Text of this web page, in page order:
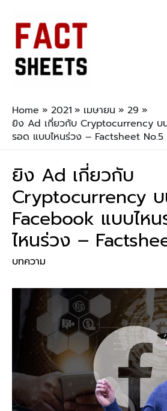
Home 2021 เมษายน
29
ยิง Ad เกี่ยวกับ Cryptocurrency บ
รอด แบบไหนร่วง – Factsheet No.5
ยิง Ad เกี่ยวกับ
Cryptocurrency
Facebook แบบไห
ไหนร่วง –
บทความ